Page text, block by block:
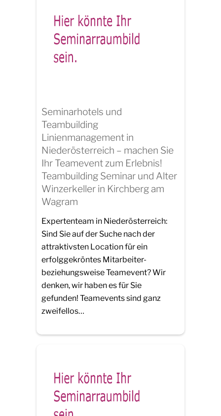
Seminarhotels und
Teambuilding
Linienmanagement in
Niederösterreich – machen Sie
Ihr Teamevent zum Erlebnis!
Teambuilding Seminar und Alter
Winzerkeller in Kirchberg am
Wagram
Expertenteam in Niederösterreich:
Sind Sie auf der Suche nach der
attraktivsten Location für ein
erfolggekröntes Mitarbeiter-
beziehungsweise Teamevent? Wir
denken, wir haben es für Sie
gefunden! Teamevents sind ganz
zweifellos…